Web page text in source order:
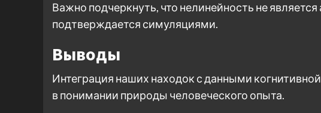
Важно подчеркнуть, что нелинейность не
подтверждается симуляциями.
Выводы
Интеграция наших находок с данными
в понимании природы человеческого опыта.